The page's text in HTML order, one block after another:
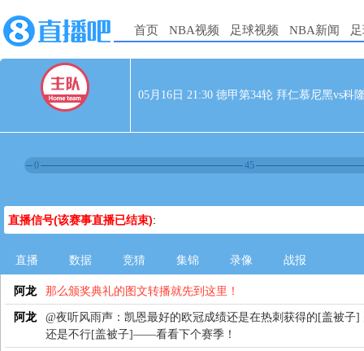
首页 NBA视频 足球视频 NBA新闻
05月16日 21:30 德甲第34轮 拜仁慕尼黑vs科
0 45
直播信号(该赛事直播已结束):
直播 数据 竞猜 集锦 录像 战报
阿龙 那么颁奖典礼的图文转播就先到这里！
阿龙
@夜听风雨声：凯恩最好的欧冠成绩还是在热刺获得的[盖被子]
还是不行[盖被子]——看看下个赛季！